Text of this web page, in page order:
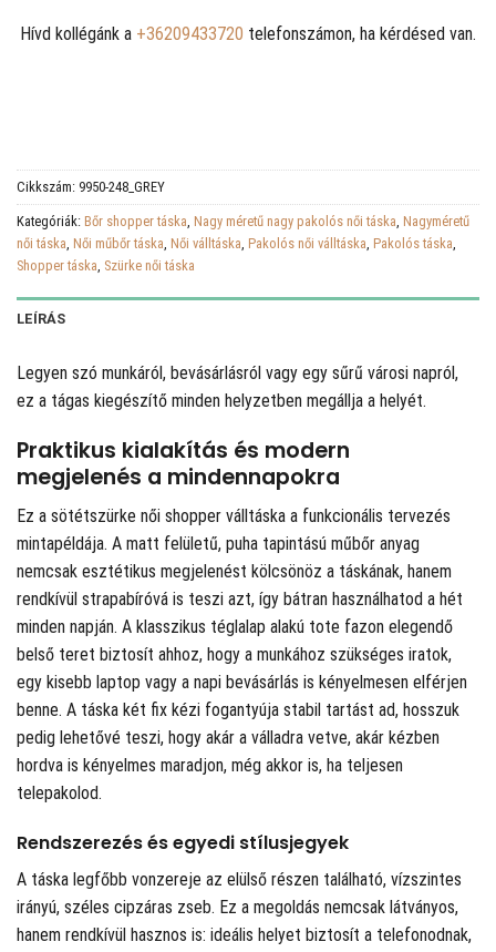
Hívd kollégánk a +36209433720 telefonszámon, ha kérdésed van.
Cikkszám: 9950-248_GREY
Kategóriák: Bőr shopper táska, Nagy méretű nagy pakolós női táska, Nagyméretű
női táska, Női műbőr táska, Női válltáska, Pakolós női válltáska, Pakolós táska,
Shopper táska, Szürke női táska
LEÍRÁS
Legyen szó munkáról, bevásárlásról vagy egy sűrű városi napról,
ez a tágas kiegészítő minden helyzetben megállja a helyét.
Praktikus kialakítás és modern
megjelenés a mindennapokra
Ez a sötétszürke női shopper válltáska a funkcionális tervezés
mintapéldája. A matt felületű, puha tapintású műbőr anyag
nemcsak esztétikus megjelenést kölcsönöz a táskának, hanem
rendkívül strapabíróvá is teszi azt, így bátran használhatod a hét
minden napján. A klasszikus téglalap alakú tote fazon elegendő
belső teret biztosít ahhoz, hogy a munkához szükséges iratok,
egy kisebb laptop vagy a napi bevásárlás is kényelmesen elférjen
benne. A táska két fix kézi fogantyúja stabil tartást ad, hosszuk
pedig lehetővé teszi, hogy akár a válladra vetve, akár kézben
hordva is kényelmes maradjon, még akkor is, ha teljesen
telepakolod.
Rendszerezés és egyedi stílusjegyek
A táska legfőbb vonzereje az elülső részen található, vízszintes
irányú, széles cipzáras zseb. Ez a megoldás nemcsak látványos,
hanem rendkívül hasznos is: ideális helyet biztosít a telefonodnak,